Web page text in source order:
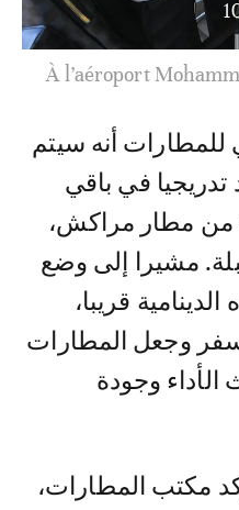
À l’aéroport
أنه سيتم
تدريجيا في باقي
من مطار مراكش،
مشيرا إلى وضع
قريبا،
وجعل المطارات
الأداء وجودة
مكتب المطارات،